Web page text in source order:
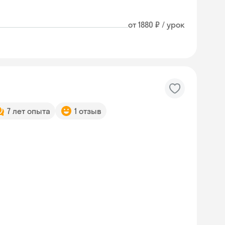
от 1880 ₽ / урок
7 лет опыта 1 отзыв